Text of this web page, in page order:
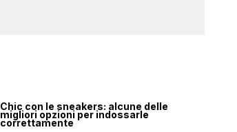
Chic con le sneakers: alcune delle
migliori opzioni per indossarle
correttamente